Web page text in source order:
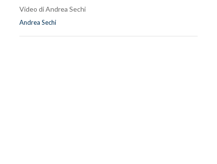
Video di Andrea Sechi
Andrea Sechi